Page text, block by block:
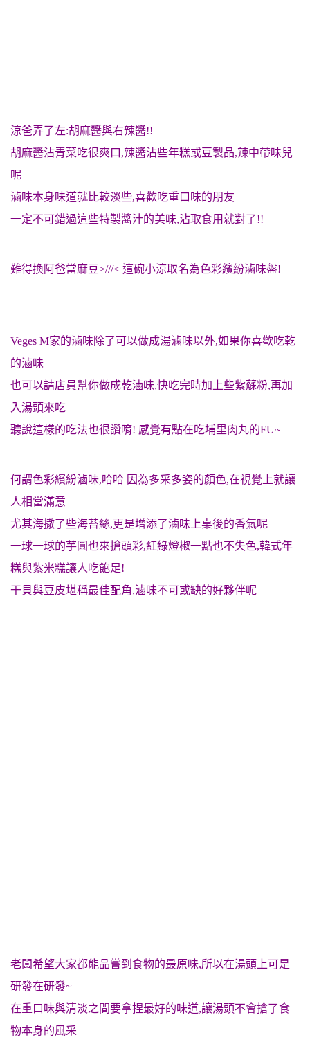
涼爸弄了左:胡麻醬與右辣醬!!
胡麻醬沾青菜吃很爽口,辣醬沾些年糕或豆製品,辣中帶味兒
呢
滷味本身味道就比較淡些,喜歡吃重口味的朋友
一定不可錯過這些特製醬汁的美味,沾取食用就對了!!
難得換阿爸當麻豆>///< 這碗小涼取名為色彩繽紛滷味盤!
Veges M家的滷味除了可以做成湯滷味以外,如果你喜歡吃乾
的滷味
也可以請店員幫你做成乾滷味,快吃完時加上些紫蘇粉,再加
入湯頭來吃
聽說這樣的吃法也很讚唷! 感覺有點在吃埔里肉丸的FU~
何謂色彩繽紛滷味,哈哈 因為多采多姿的顏色,在視覺上就讓
人相當滿意
尤其海撒了些海苔絲,更是增添了滷味上桌後的香氣呢
一球一球的芋圓也來搶頭彩,紅綠燈椒一點也不失色,韓式年
糕與紫米糕讓人吃飽足!
干貝與豆皮堪稱最佳配角,滷味不可或缺的好夥伴呢
老闆希望大家都能品嘗到食物的最原味,所以在湯頭上可是
研發在研發~
在重口味與清淡之間要拿捏最好的味道,讓湯頭不會搶了食
物本身的風采